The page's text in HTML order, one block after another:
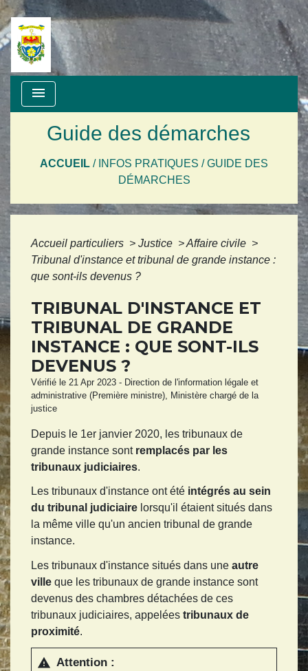
menu
Guide des démarches
ACCUEIL / INFOS PRATIQUES /GUIDE DES
DÉMARCHES
Accueil particuliers > Justice >Affaire civile >
Tribunal d'instance et tribunal de grande instance :
que sont-ils devenus ?
TRIBUNAL D'INSTANCE ET
TRIBUNAL DE GRANDE
INSTANCE : QUE SONT-ILS
DEVENUS ?
Vérifié le 21 Apr 2023 - Direction de l'information légale et
administrative (Première ministre), Ministère chargé de la
justice
Depuis le 1er janvier 2020, les tribunaux de
grande instance sont remplacés par les
tribunaux judiciaires.
Les tribunaux d'instance ont été intégrés au sein
du tribunal judiciaire lorsqu'il étaient situés dans
la même ville qu'un ancien tribunal de grande
instance.
Les tribunaux d'instance situés dans une autre
ville que les tribunaux de grande instance sont
devenus des chambres détachées de ces
tribunaux judiciaires, appelées tribunaux de
proximité.
warning Attention :